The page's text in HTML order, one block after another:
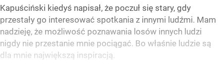
Kapuściński kiedyś napisał, że poczuł się stary, gdy
przestały go interesować spotkania z innymi ludźmi. Mam
nadzieję, że możliwość poznawania losów innych ludzi
nigdy nie przestanie mnie pociągać. Bo właśnie ludzie są
dla mnie największą inspiracją.